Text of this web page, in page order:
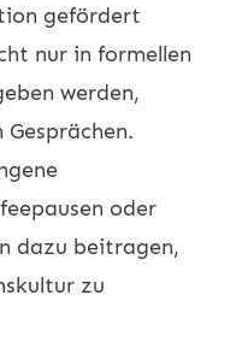
gefördert
nur in formellen
werden,
oder
dazu beitragen,
zu